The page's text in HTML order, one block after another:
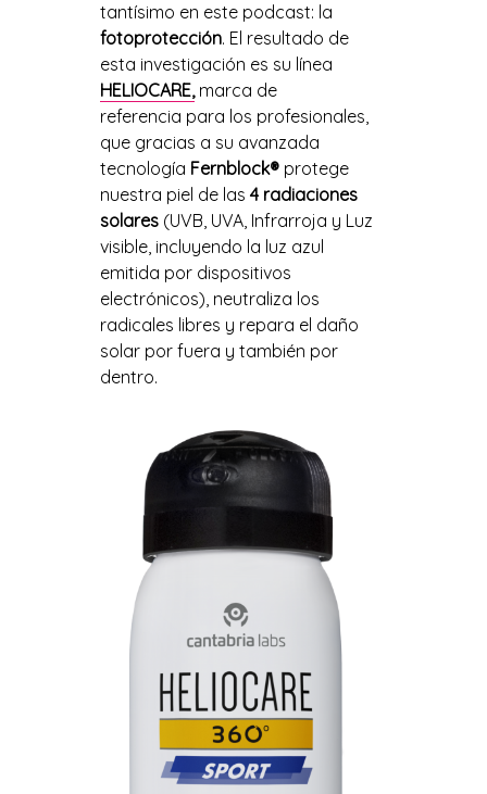
tantísimo en este podcast: la
fotoprotección. El resultado de
esta investigación es su línea
HELIOCARE,marca de
referencia para los profesionales,
que gracias a su avanzada
tecnología Fernblock®protege
nuestra piel de las 4 radiaciones
solares(UVB, UVA, Infrarroja y Luz
visible, incluyendo la luz azul
emitida por dispositivos
electrónicos), neutraliza los
radicales libres y repara el daño
solar por fuera y también por
dentro.